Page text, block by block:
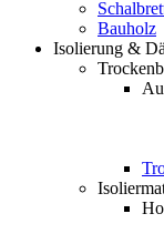
Bauholz
Isolierung &